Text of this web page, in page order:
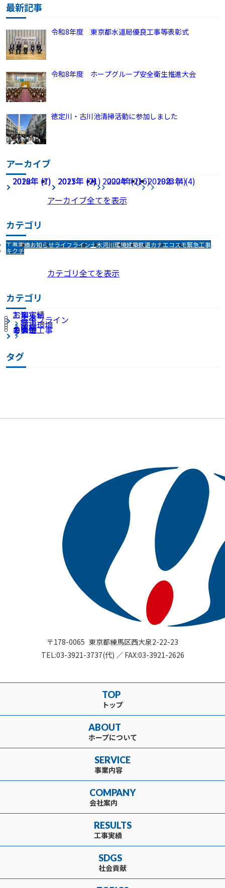
最新記事
令和8年度 東京都水道局優良工事等表彰式
令和8年度 ホープグループ安全衛生推進大会
徳定川・古川池清掃活動に参加しました
アーカイブ
2026年 (7) 2025年 (21) 2024年 (16) 2023年 (4)
2022年 (1) 2021年 (7) 2020年 (2) 2019年 (4)
2018年 (7)
2017年 (2)
アーカイブ全てを表示
カテゴリ
工事実績お知らせライフライン土木河川環境建築鉄道カナエコスモ緊急工事
キクチ
カテゴリ全てを表示
カテゴリ
お知らせ
工事実績
土木
ライフライン
鉄道
河川環境
建築
緊急工事
カナエ
コスモ
キクチ
その他
タグ
〒178-0065 東京都練馬区西大泉2-22-23
TEL:03-3921-3737(代) ／ FAX:03-3921-2626
TOP
トップ
ABOUT
ホープについて
SERVICE
事業内容
COMPANY
会社案内
RESULTS
工事実績
SDGS
社会貢献